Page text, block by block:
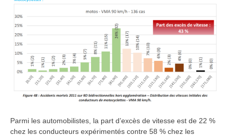
Parmi les automobilistes, la part d’excès de vitesse est de 22 %
chez les conducteurs expérimentés contre 58 % chez les